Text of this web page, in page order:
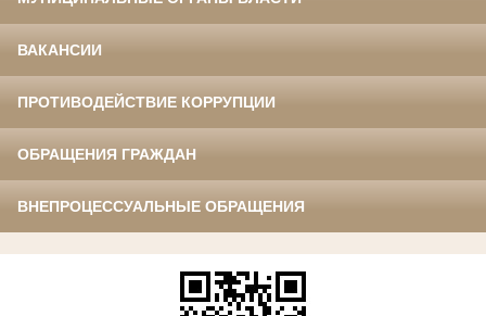
ВАКАНСИИ
ПРОТИВОДЕЙСТВИЕ КОРРУПЦИИ
ОБРАЩЕНИЯ ГРАЖДАН
ВНЕПРОЦЕССУАЛЬНЫЕ ОБРАЩЕНИЯ